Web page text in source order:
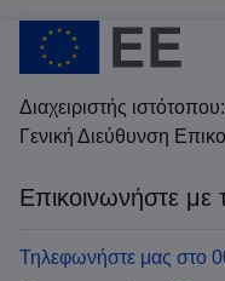
Διαχειριστής ιστότοπου:
Γενική Διεύθυνση
Επικοινωνήστε με
Τηλεφωνήστε μας στο